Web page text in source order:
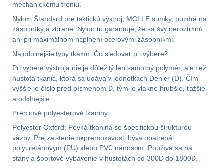
Přesné střílení22
Velký oční reliéf 1
Na dlouhé vzdálenosti 13
Multi-range 32
vzdálenost16
Monokuláry5
mechanickému treniu.
Nylon: Štandard pre taktickú výstroj, MOLLE sumky, puzdrá na
zásobníky a zbrane. Nylon tu garantuje, že sa švy neroztrhnú
ani pri maximálnom naplnení oceľovými zásobníkmi.
Najodolnejšie typy tkanín: Čo sledovať pri výbere?
Pri výbere výstroja nie je dôležitý len samotný polymér, ale tiež
hustota tkania, ktorá sa udáva v jednotkách Denier (D). Čím
vyššie je číslo pred písmenom D, tým je vlákno hrubšie, ťažšie
a odolnejšie.
Prémiové polyesterové tkaniny:
Polyester Oxford: Pevná tkanina so špecifickou štruktúrou
väzby. Pre zaistenie nepremokavosti býva opatrená
polyuretánovým (PU) alebo PVC nánosom. Používa sa na
stany a športové vybavenie v hustotách od 300D do 1800D.